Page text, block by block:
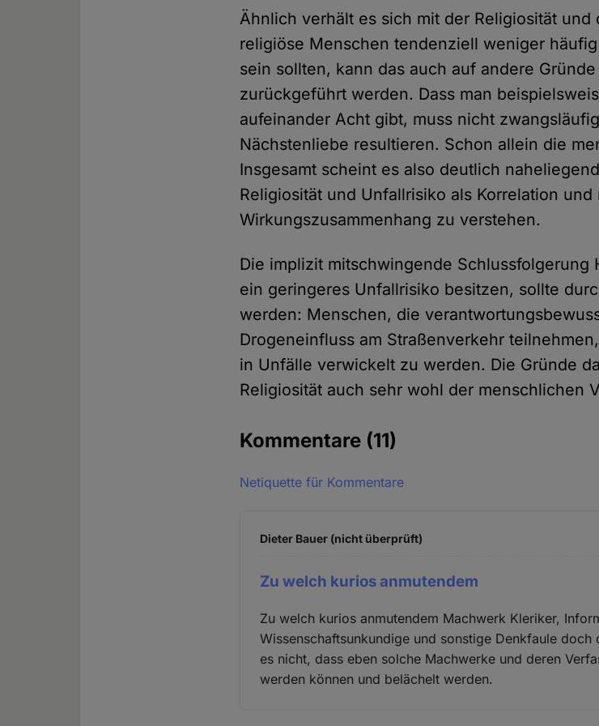
Ähnlich verhält es sich mit der Religiosität
religiöse Menschen tendenziell weniger
sein sollten, kann das auch auf andere
zurückgeführt werden. Dass man
aufeinander Acht gibt, muss nicht
Nächstenliebe resultieren. Schon allein die
Insgesamt scheint es also deutlich
Religiosität und Unfallrisiko als Korrelation und
Wirkungszusammenhang zu verstehen.
Die implizit mitschwingende Schlussfolgerung
ein geringeres Unfallrisiko besitzen, sollte
werden: Menschen, die
Drogeneinfluss am Straßenverkehr
in Unfälle verwickelt zu werden. Die Gründe
Religiosität auch sehr wohl der menschlichen
Kommentare (11)
Netiquette für Kommentare
Dieter Bauer (nicht überprüft)
Zu welch kurios anmutendem
Zu welch kurios anmutendem Machwerk Kleriker,
Wissenschaftsunkundige und sonstige Denkfaule
es nicht, dass eben solche Machwerke und deren
werden können und belächelt werden.